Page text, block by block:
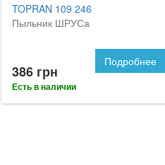
TOPRAN 109 246
Пыльник ШРУСа
386 грн
Есть в наличии
Подробнее